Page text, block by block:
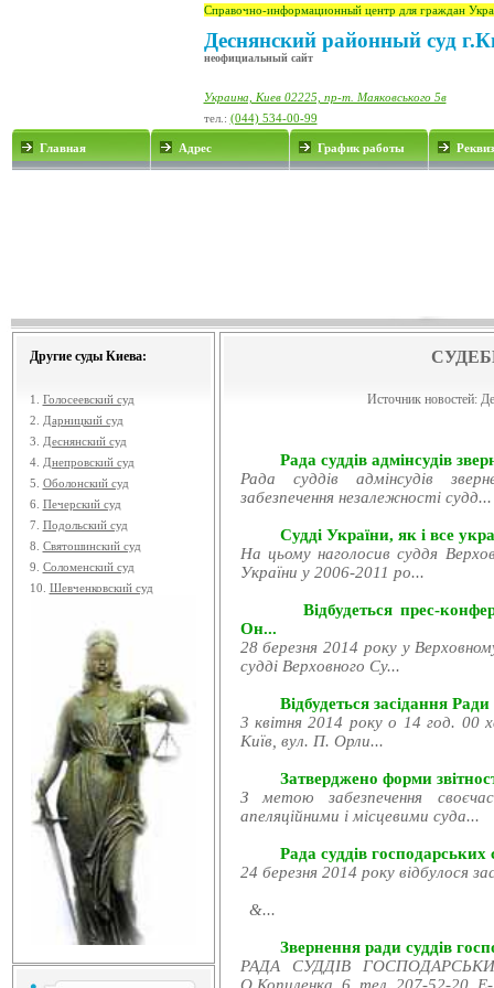
Справочно-информационный центр для граждан
Деснянский районный суд
неофициальный сайт
Украина, Киев 02225, пр-т. Маяковського 5в
тел.: (044) 534-00-99
Главная Адрес График работы
Другие суды Киева:
1. Голосеевский суд
2.
Дарницкий суд
3.
Деснянский суд
4. Днепровский суд
5. Оболонский суд
6. Печерский суд
7. Подольский суд
8. Святошинский суд
9. Соломенский суд
10. Шевченковский суд
Источник новостей:
Рада суддів адмінсудів
Рада суддів адмінсудів
забезпечення незалежності судд...
Судді України, як і все
На цьому наголосив суддя
України у 2006-2011 ро...
Відбудеться прес-
Он...
28 березня 2014 року у
судді Верховного Су...
Відбудеться засідання
3 квітня 2014 року о 14 год. 00
Київ, вул. П. Орли...
Затверджено форми
З метою забезпечення
апеляційними і місцевими суда...
Рада суддів господарських
24 березня 2014 року відбулося
&...
Звернення ради суддів
РАДА СУДДІВ